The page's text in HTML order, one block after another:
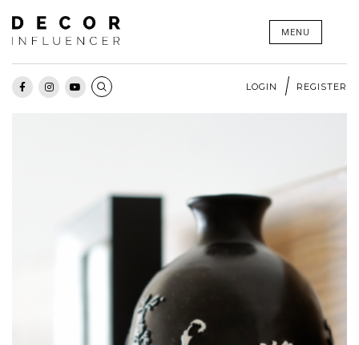
Skip
content
MENU
LOGIN REGISTER